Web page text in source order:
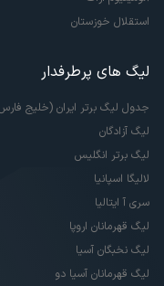
استقلال خوزستان
لیگ های پرطرفدار
جدول لیگ برتر ایران (خلیج
لیگ آزادگان
لیگ برتر انگلیس
لالیگا اسپانیا
سری آ ایتالیا
لیگ قهرمانان اروپا
لیگ نخبگان آسیا
لیگ قهرمانان آسیا دو